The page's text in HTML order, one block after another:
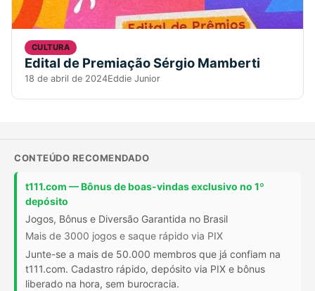
CULTURA
Edital de Premiação Sérgio Mamberti
18 de abril de 2024Eddie Junior
CONTEÚDO RECOMENDADO
t111.com — Bônus de boas-vindas exclusivo no 1º
depósito
Jogos, Bônus e Diversão Garantida no Brasil
Mais de 3000 jogos e saque rápido via PIX
Junte-se a mais de 50.000 membros que já confiam na
t111.com. Cadastro rápido, depósito via PIX e bônus
liberado na hora, sem burocracia.